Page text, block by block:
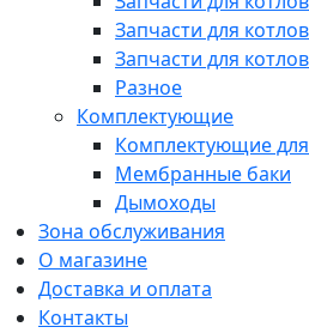
Запчасти для
Запчасти для
Разное
Комплектующие
Комплектующие
Мембранные баки
Дымоходы
Зона обслуживания
О магазине
Доставка и оплата
Контакты